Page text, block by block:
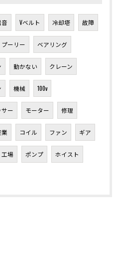
Vベルト 冷却塔 故障
プーリー ベアリング
動かない クレーン
機械 100v
ー モーター 修理
業 コイル ファン ギア
工場 ポンプ ホイスト